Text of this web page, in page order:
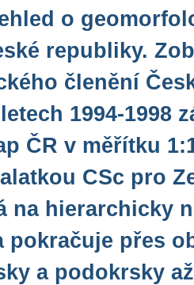
o
republiky.
členění
1994-1998
ČR v měřítku
CSc pro
na hierarchicky
pokračuje přes
a podokrsky